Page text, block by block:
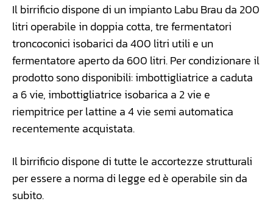
Il birrificio dispone di un impianto Labu Brau da 200
litri operabile in doppia cotta, tre fermentatori
troncoconici isobarici da 400 litri utili e un
fermentatore aperto da 600 litri. Per condizionare il
prodotto sono disponibili: imbottigliatrice a caduta
a 6 vie, imbottigliatrice isobarica a 2 vie e
riempitrice per lattine a 4 vie semi automatica
recentemente acquistata.
Il birrificio dispone di tutte le accortezze strutturali
per essere a norma di legge ed è operabile sin da
subito.